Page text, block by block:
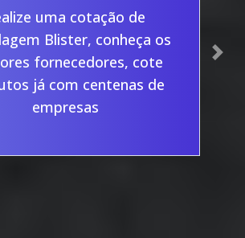
uma cotação de
Blister, conheça os
fornecedores, cote
já com centenas de
empresas
Next